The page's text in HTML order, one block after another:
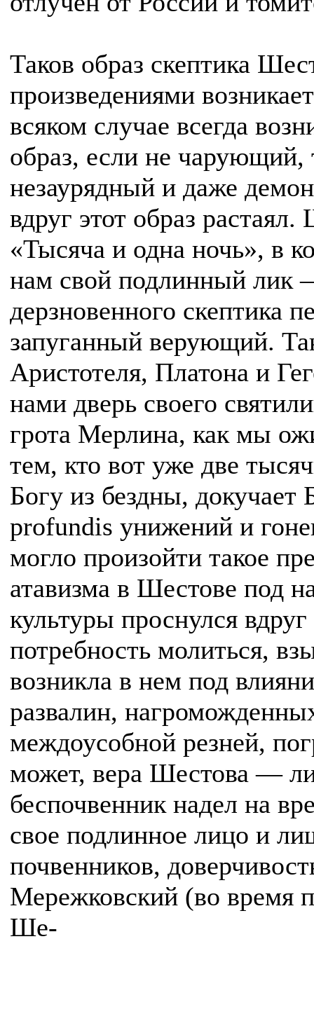
Таков образ скептика
произведениями
всяком случае всегда
образ, если не
незаурядный и даже
вдруг этот образ
«Тысяча и одна ночь», в
нам свой подлинный лик
дерзновенного скептика
запуганный верующий.
Аристотеля, Платона и
нами дверь своего
грота Мерлина, как мы
тем, кто вот уже две
Богу из бездны,
profundis унижений и
могло произойти такое
атавизма в Шестове под
культуры проснулся
потребность молиться,
возникла в нем под
развалин,
междоусобной резней,
может, вера Шестова —
беспочвенник надел на
свое подлинное лицо и
почвенников,
Мережковский (во время
Ше-